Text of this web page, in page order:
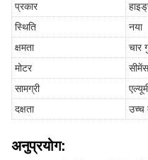
प्रकार
स्थिति
नया
क्षमता
चार
मोटर
सामग्री
दक्षता
उच्च
अनुप्रयोग: